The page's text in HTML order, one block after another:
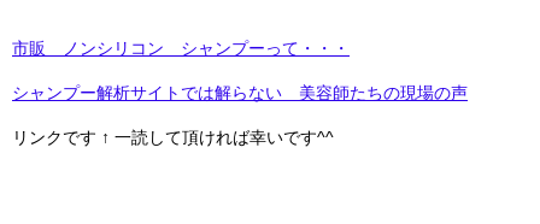
市販 ノンシリコン シャンプーって・・・
シャンプー解析サイトでは解らない 美容師たちの現場の声
リンクです ↑ 一読して頂ければ幸いです^^